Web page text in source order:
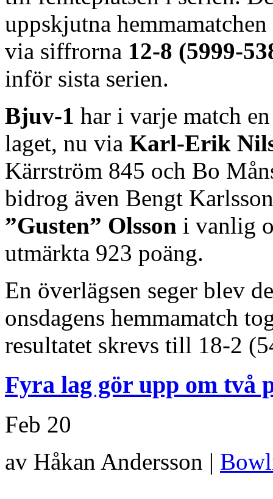
uppskjutna
via siffrorna 12-8 (5999-
inför sista serien.
Bjuv-1 har i varje match
laget, nu via Karl-Erik
Kärrström 845 och Bo
bidrog även Bengt
”Gusten” Olsson i vanlig
utmärkta 923 poäng.
En överlägsen seger blev
onsdagens hemmamatch
resultatet skrevs till 18-2
Fyra lag gör upp om två
Feb 20
av Håkan Andersson |